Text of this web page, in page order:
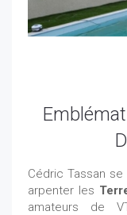
Cédric Tassan
arpenter les
amateurs de